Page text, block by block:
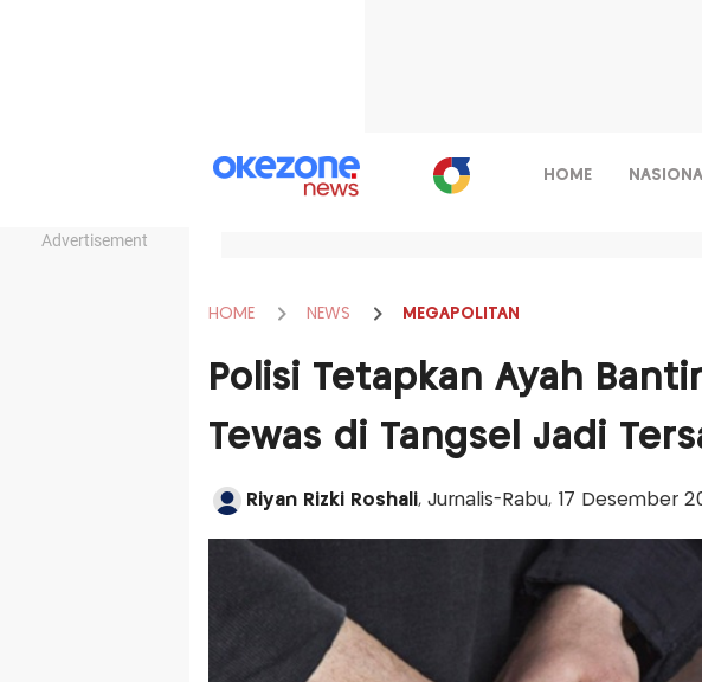
Advertisement
HOME
HOME NEWS MEGAPOLITAN
Polisi Tetapkan Ayah
Tewas di Tangsel Jadi
Riyan Rizki Roshali, Jurnalis-Rabu, 17 Desember